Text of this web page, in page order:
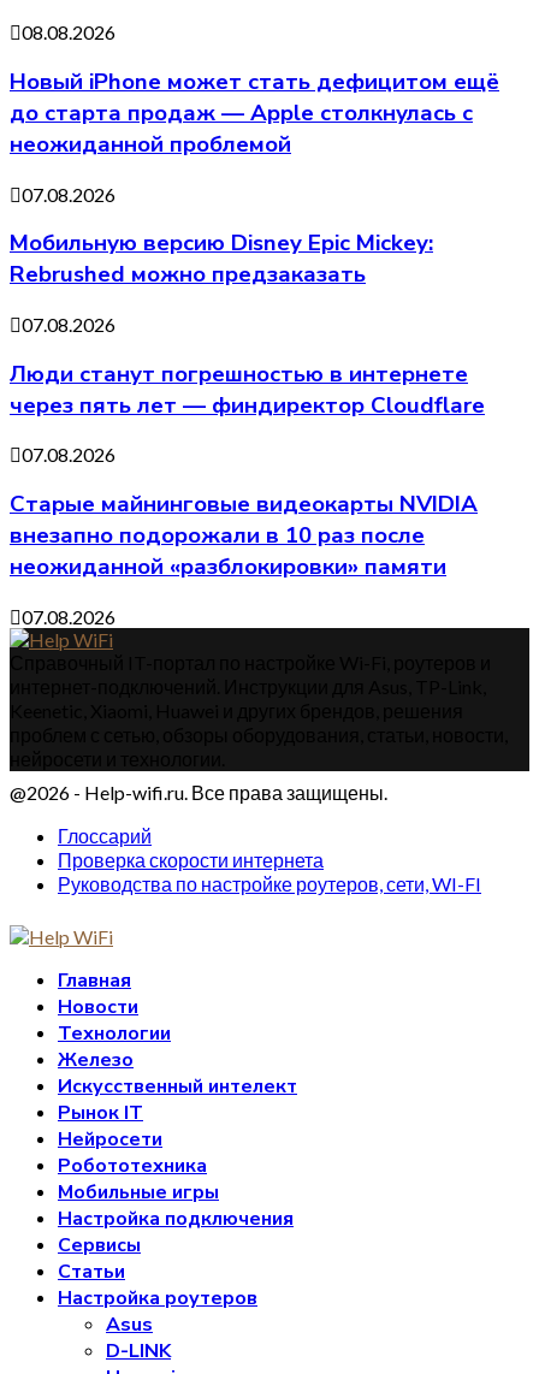
08.08.2026
Новый iPhone может стать дефицитом ещё
до старта продаж — Apple столкнулась с
неожиданной проблемой
07.08.2026
Мобильную версию Disney Epic Mickey:
Rebrushed можно предзаказать
07.08.2026
Люди станут погрешностью в интернете
через пять лет — финдиректор Cloudflare
07.08.2026
Старые майнинговые видеокарты NVIDIA
внезапно подорожали в 10 раз после
неожиданной «разблокировки» памяти
07.08.2026
@2026 - Help-wifi.ru. Все права защищены.
Глоссарий
Проверка скорости интернета
Руководства по настройке роутеров, сети, WI-FI
Главная
Новости
Технологии
Железо
Искусственный интелект
Рынок IT
Нейросети
Робототехника
Мобильные игры
Настройка подключения
Сервисы
Статьи
Настройка роутеров
Asus
D-LINK